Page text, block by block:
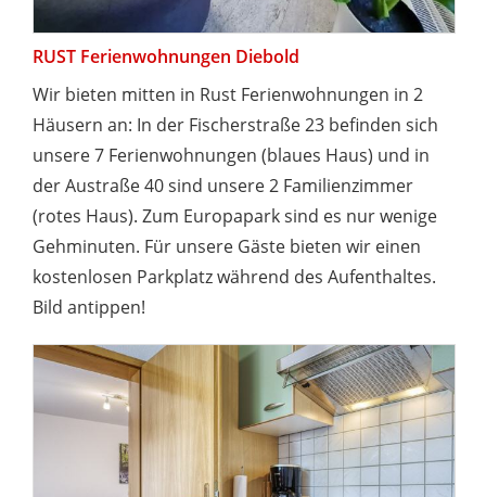
RUST Ferienwohnungen Diebold
Wir bieten mitten in Rust Ferienwohnungen in 2
Häusern an: In der Fischerstraße 23 befinden sich
unsere 7 Ferienwohnungen (blaues Haus) und in
der Austraße 40 sind unsere 2 Familienzimmer
(rotes Haus). Zum Europapark sind es nur wenige
Gehminuten. Für unsere Gäste bieten wir einen
kostenlosen Parkplatz während des Aufenthaltes.
Bild antippen!